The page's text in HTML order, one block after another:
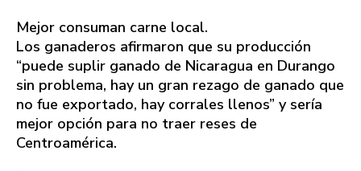
Mejor consuman carne local.
Los ganaderos afirmaron que su producción
“puede suplir ganado de Nicaragua en Durango
sin problema, hay un gran rezago de ganado que
no fue exportado, hay corrales llenos” y sería
mejor opción para no traer reses de
Centroamérica.